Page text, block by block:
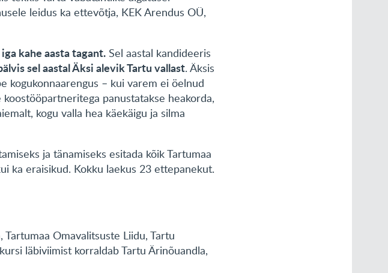
leidus ka ettevõtja, KEK Arendus OÜ,
kahe aasta tagant. Sel aastal kandideeris
sel aastal Äksi alevik Tartu vallast. Äksis
kogukonnaarengus – kui varem ei öelnud
panustatakse heakorda,
kogu valla hea käekäigu ja silma
ja tänamiseks esitada kõik Tartumaa
ka eraisikud. Kokku laekus 23 ettepanekut.
Omavalitsuste Liidu, Tartu
läbiviimist korraldab Tartu Ärinõuandla,